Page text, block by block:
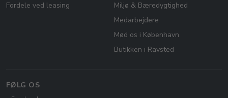
Fordele ved leasing
Miljø & Bæredygtighed
Medarbejdere
Mød os i København
Butikken i Ravsted
FØLG OS